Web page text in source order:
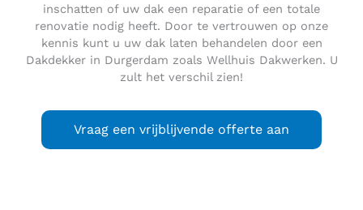
inschatten of uw dak een reparatie of een totale
renovatie nodig heeft. Door te vertrouwen op onze
kennis kunt u uw dak laten behandelen door een
Dakdekker in Durgerdam zoals Wellhuis Dakwerken. U
zult het verschil zien!
Vraag een vrijblijvende offerte aan